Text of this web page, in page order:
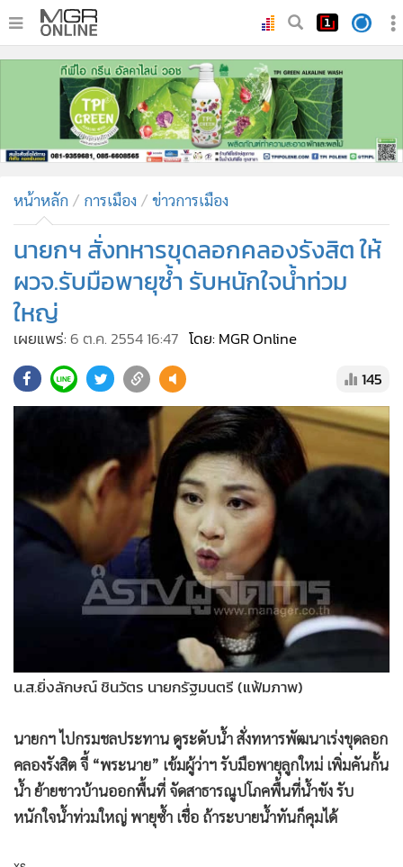
หน้าหลัก
ทันเหตุการณ์
• ภูมิภาค
• บันเทิง
ผู้จัดการรายวัน
• คอลัมนิสต์
• ละคร
• CbizReview
• Cyber BIZ
• ผู้จัดกวน
• Good health & Well-being
Green Innovation & SD
Management & HR
MGR Live
Infographic
การเมือง
• เศรษฐกิจ-ธุรกิจ
• ชุมชน-คุณภาพชีวิต
• อาชญากรรม
• Motoring
• เกม
หน้าหลัก การเมือง ข่าวการเมือง
นายกฯ สั่งทหารขุดลอกคลองรังสิต ให้
ผวจ.รับมือพายุซ้ำ รับหนักใจน้ำท่วม
ใหญ่
เผยแพร่:6 ต.ค. 2554 16:47 โดย: MGR Online
145
น.ส.ยิ่งลักษณ์ ชินวัตร นายกรัฐมนตรี (แฟ้มภาพ)
นายกฯ ไปกรมชลประทาน ดูระดับน้ำ สั่งทหารพัฒนาเร่งขุดลอก
คลองรังสิต จี้ “พระนาย” เข้มผู้ว่าฯ รับมือพายุลูกใหม่ เพิ่มคันกั้น
น้ำ ย้ายชาวบ้านออกพื้นที่ จัดสาธารณูปโภคพื้นที่น้ำขัง รับ
หนักใจน้ำท่วมใหญ่ พายุซ้ำ เชื่อ ถ้าระบายน้ำทันก็คุมได้